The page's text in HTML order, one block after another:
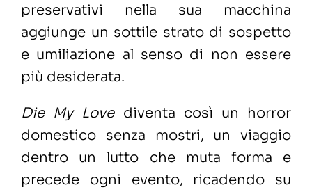
preservativi nella sua macchina
aggiunge un sottile strato di sospetto
e umiliazione al senso di non essere
più desiderata.
Die My Lovediventa così un horror
domestico senza mostri, un viaggio
dentro un lutto che muta forma e
precede ogni evento, ricadendo su